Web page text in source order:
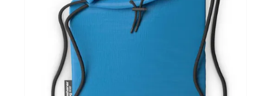
Gezonde levensstijl